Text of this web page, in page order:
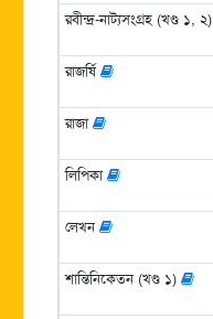
রবীন্দ্র-নাট্যসংগ্রহ (খণ্ড ১, ২)
রাজর্ষি
রাজা
লিপিকা
লেখন
শান্তিনিকেতন (খণ্ড ১)